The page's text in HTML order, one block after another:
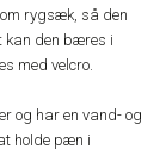
rygsæk, så den
kan den bæres i
med velcro.
og har en vand- og
holde pæn i